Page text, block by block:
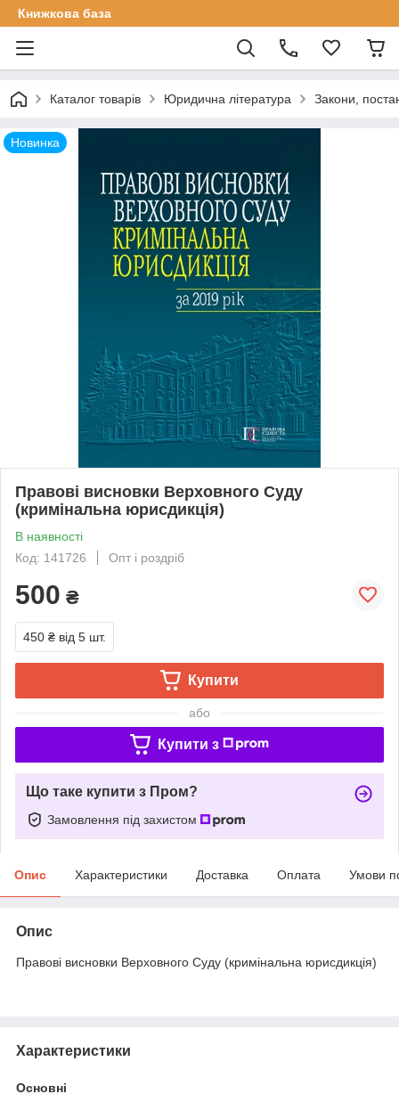
Книжкова база
Каталог товарів Юридична література Закони,
Новинка
Правові висновки Верховного Суду
(кримінальна юрисдикція)
В наявності
Код: 141726
Опт і роздріб
500 ₴
450 ₴ від 5 шт.
Купити
або
Купити з
Що таке купити з Пром?
Замовлення під захистом
Опис Характеристики Доставка Оплата Умови
Опис
Правові висновки Верховного Суду (кримінальна юрисдикція)
Характеристики
Основні